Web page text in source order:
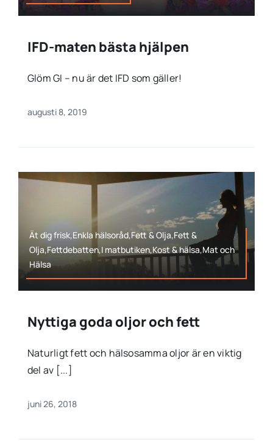
IFD-maten bästa hjälpen
Glöm GI – nu är det IFD som gäller!
augusti 8, 2019
Ät dig frisk,Enkla hälsoråd,Fett & Olja,Fett &
Olja,Fettdebatten,I matbutiken,Kost & hälsa,Mat och
Hälsa
Nyttiga goda oljor och fett
Naturligt fett och hälsosamma oljor är en viktig
del av [...]
juni 26, 2018